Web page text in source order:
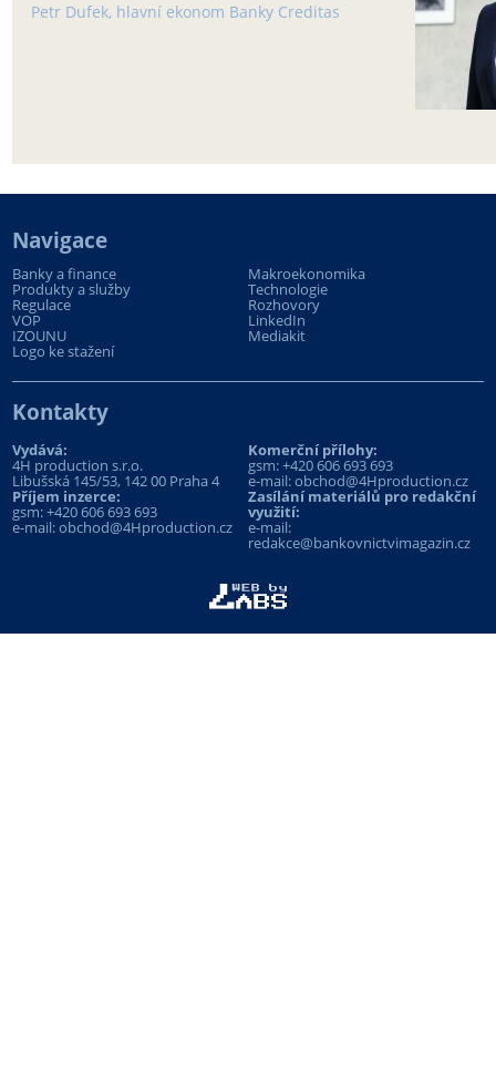
Petr Dufek, hlavní ekonom Banky Creditas
Navigace
Banky a finance Makroekonomika
Produkty a služby Technologie
Regulace Rozhovory
VOP LinkedIn
IZOUNU Mediakit
Logo ke stažení
Kontakty
Vydává:
4H production s.r.o.
Libušská 145/53, 142 00 Praha 4
Příjem inzerce:
gsm:+420 606 693 693
e-mail:obchod@4Hproduction.cz
Komerční přílohy:
gsm:+420 606 693 693
e-mail:obchod@4Hproduction.cz
Zasílání materiálů pro redakční
využití:
e-mail:
redakce@bankovnictvimagazin.cz